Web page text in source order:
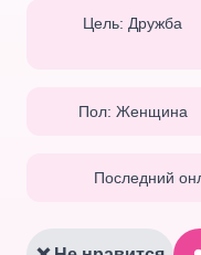
Цель: Дружба
Пол: Женщина
Последний